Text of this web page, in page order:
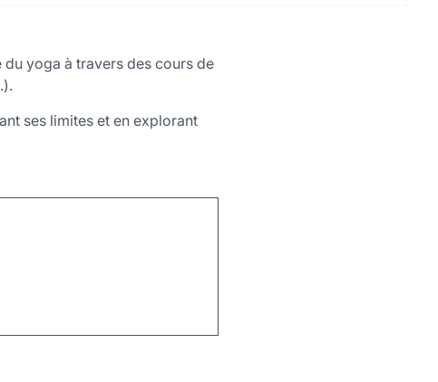
yoga à travers des cours de
ses limites et en explorant